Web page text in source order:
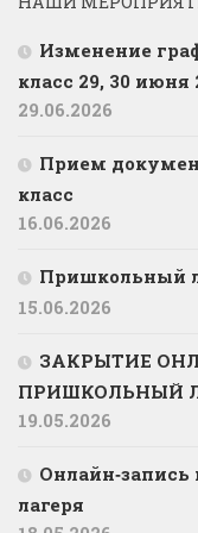
Изменение
класс 29, 30 июня
29.06.2026
Прием
класс
16.06.2026
Пришкольный
15.06.2026
ЗАКРЫТИЕ
ПРИШКОЛЬНЫЙ
19.05.2026
лагеря